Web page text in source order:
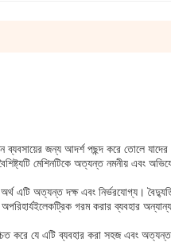
ব্যবসায়ের জন্য আদর্শ পছন্দ করে তোলে
বৈশিষ্ট্যটি মেশিনটিকে অত্যন্ত নমনীয় এবং
এটি অত্যন্ত দক্ষ এবং নির্ভরযোগ্য।
গরম করার ব্যবহার
করে যে এটি ব্যবহার করা সহজ এবং